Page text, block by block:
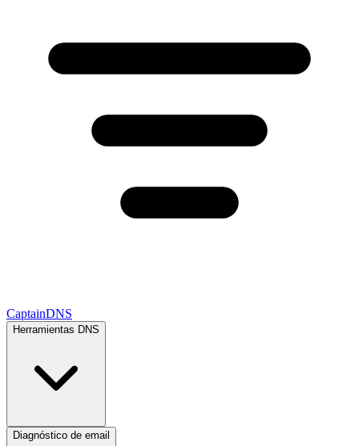
CaptainDNS
Herramientas DNS
Diagnóstico de email